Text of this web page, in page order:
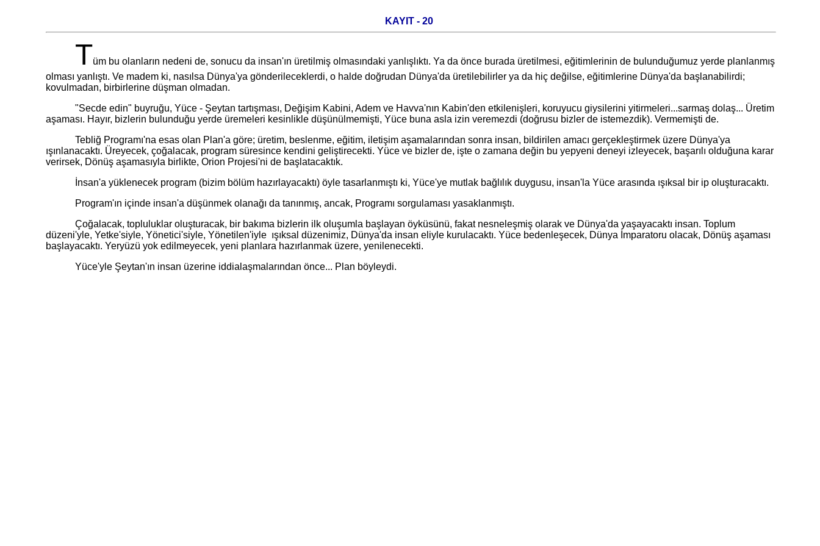
KAYIT - 20
Tüm bu olanların nedeni de, sonucu da insan'ın üretilmiş olmasındaki yanlışlıktı. Ya da önce burada üretilmesi, eğitimlerinin de bulunduğumuz yerde planlanmış
olması yanlıştı. Ve madem ki, nasılsa Dünya'ya gönderileceklerdi, o halde doğrudan Dünya'da üretilebilirler ya da hiç değilse, eğitimlerine Dünya'da başlanabilirdi;
kovulmadan, birbirlerine düşman olmadan.
"Secde edin" buyruğu, Yüce - Şeytan tartışması, Değişim Kabini, Adem ve Havva'nın Kabin'den etkilenişleri, koruyucu giysilerini yitirmeleri...sarmaş dolaş... Üretim
aşaması. Hayır, bizlerin bulunduğu yerde üremeleri kesinlikle düşünülmemişti, Yüce buna asla izin veremezdi (doğrusu bizler de istemezdik). Vermemişti de.
Tebliğ Programı'na esas olan Plan'a göre; üretim, beslenme, eğitim, iletişim aşamalarından sonra insan, bildirilen amacı gerçekleştirmek üzere Dünya'ya
ışınlanacaktı. Üreyecek, çoğalacak, program süresince kendini geliştirecekti. Yüce ve bizler de, işte o zamana değin bu yepyeni deneyi izleyecek, başarılı olduğuna karar
verirsek, Dönüş aşamasıyla birlikte, Orion Projesi'ni de başlatacaktık.
İnsan'a yüklenecek program (bizim bölüm hazırlayacaktı) öyle tasarlanmıştı ki, Yüce'ye mutlak bağlılık duygusu, insan'la Yüce arasında ışıksal bir ip oluşturacaktı.
Program'ın içinde insan'a düşünmek olanağı da tanınmış, ancak, Programı sorgulaması yasaklanmıştı.
Çoğalacak, topluluklar oluşturacak, bir bakıma bizlerin ilk oluşumla başlayan öyküsünü, fakat nesneleşmiş olarak ve Dünya'da yaşayacaktı insan. Toplum
düzeni'yle, Yetke'siyle, Yönetici'siyle, Yönetilen'iyle ışıksal düzenimiz, Dünya'da insan eliyle kurulacaktı. Yüce bedenleşecek, Dünya İmparatoru olacak, Dönüş aşaması
başlayacaktı. Yeryüzü yok edilmeyecek, yeni planlara hazırlanmak üzere, yenilenecekti.
Yüce'yle Şeytan'ın insan üzerine iddialaşmalarından önce... Plan böyleydi.